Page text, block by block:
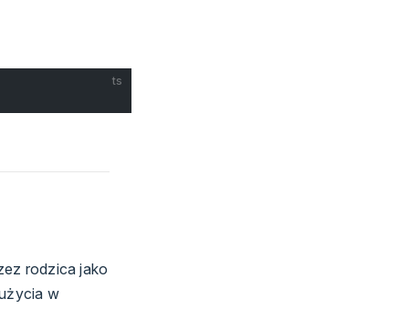
ts
rodzica jako
w